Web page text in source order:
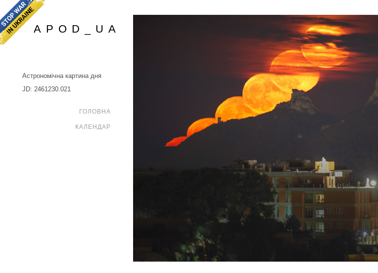
APOD_UA
Астрономічна картина дня
JD: 2461230.021
ГОЛОВНА
КАЛЕНДАР